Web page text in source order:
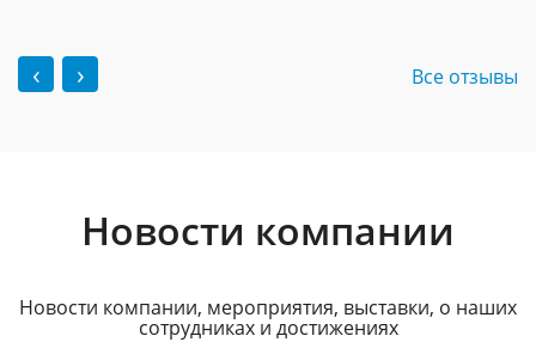
‹ › Все отзывы
Новости компании
Новости компании, мероприятия, выставки, о наших
сотрудниках и достижениях